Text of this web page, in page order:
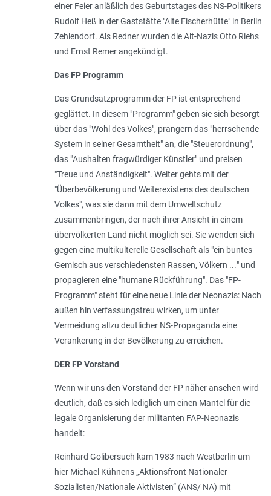
einer Feier anläßlich des Geburtstages des NS-Politikers
Rudolf Heß in der Gaststätte "Alte Fischerhütte" in Berlin
Zehlendorf. Als Redner wurden die Alt-Nazis Otto Riehs
und Ernst Remer angekündigt.
Das FP Programm
Das Grundsatzprogramm der FP ist entsprechend
geglättet. In diesem "Programm" geben sie sich besorgt
über das "Wohl des Volkes", prangern das "herrschende
System in seiner Gesamtheit" an, die "Steuerordnung",
das "Aushalten fragwürdiger Künstler" und preisen
"Treue und Anständigkeit". Weiter gehts mit der
"Überbevölkerung und Weiterexistens des deutschen
Volkes", was sie dann mit dem Umweltschutz
zusammenbringen, der nach ihrer Ansicht in einem
übervölkerten Land nicht möglich sei. Sie wenden sich
gegen eine multikulterelle Gesellschaft als "ein buntes
Gemisch aus verschiedensten Rassen, Völkern ..." und
propagieren eine "humane Rückführung". Das "FP-
Programm" steht für eine neue Linie der Neonazis: Nach
außen hin verfassungstreu wirken, um unter
Vermeidung allzu deutlicher NS-Propaganda eine
Verankerung in der Bevölkerung zu erreichen.
DER FP Vorstand
Wenn wir uns den Vorstand der FP näher ansehen wird
deutlich, daß es sich lediglich um einen Mantel für die
legale Organisierung der militanten FAP-Neonazis
handelt:
Reinhard Golibersuch kam 1983 nach Westberlin um
hier Michael Kühnens „Aktionsfront Nationaler
Sozialisten/Nationale Aktivisten“ (ANS/ NA) mit